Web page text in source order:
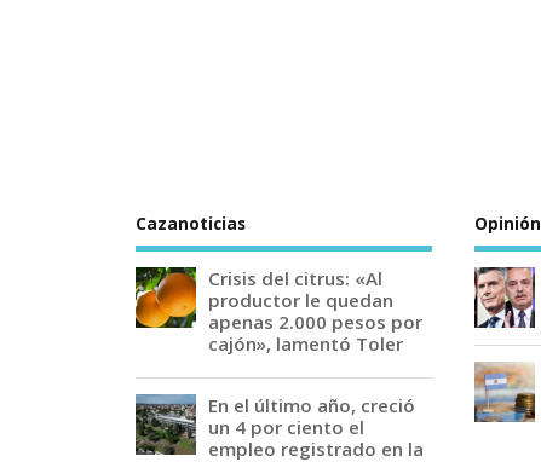
Cazanoticias
Crisis del citrus: «Al
productor le quedan
apenas 2.000 pesos por
cajón», lamentó Toler
En el último año, creció
un 4 por ciento el
empleo registrado en la
Opinión